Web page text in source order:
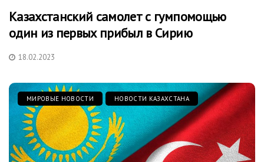
Казахстанский самолет с гумпомощью
один из первых прибыл в Сирию
18.02.2023
МИРОВЫЕ НОВОСТИ НОВОСТИ КАЗАХСТАНА